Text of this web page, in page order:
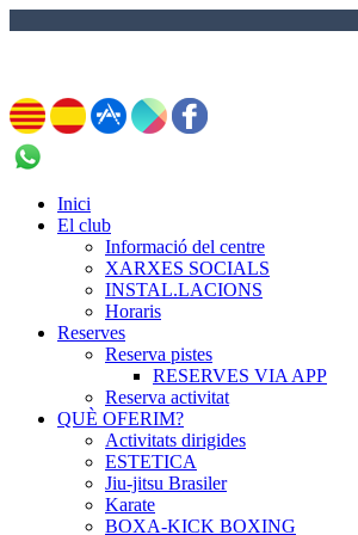
Inici
El club
Informació del centre
XARXES SOCIALS
INSTAL.LACIONS
Horaris
Reserves
Reserva pistes
RESERVES VIA APP
Reserva activitat
QUÈ OFERIM?
Activitats dirigides
ESTETICA
Jiu-jitsu Brasiler
Karate
BOXA-KICK BOXING